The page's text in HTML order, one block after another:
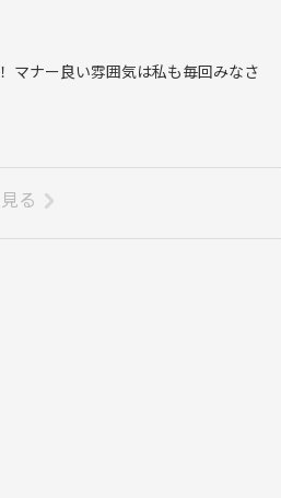
マナー良い雰囲気は私も毎回みなさ
る